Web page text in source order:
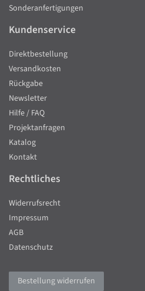
Sonderanfertigungen
Kundenservice
Direktbestellung
Versandkosten
Rückgabe
Newsletter
Hilfe / FAQ
Projektanfragen
Katalog
Kontakt
Rechtliches
Widerrufsrecht
Impressum
AGB
Datenschutz
Bestellung widerrufen